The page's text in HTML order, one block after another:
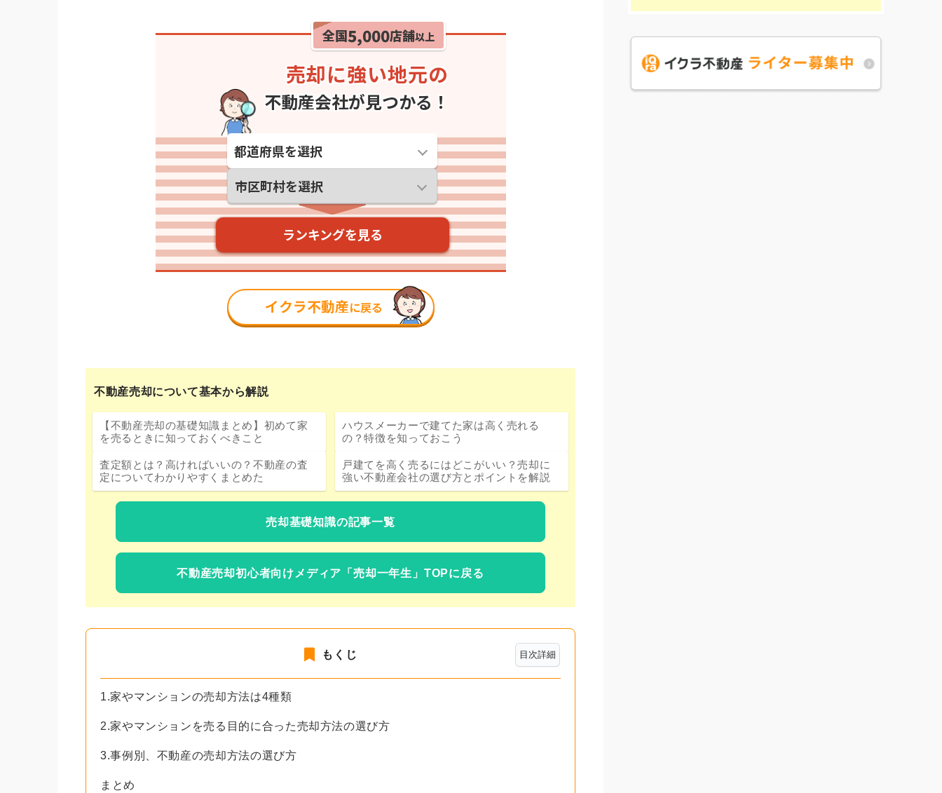
不動産売却について基本から解説
【不動産売却の基礎知識まとめ】初めて家
を売るときに知っておくべきこと
ハウスメーカーで建てた家は高く売れる
の？特徴を知っておこう
査定額とは？高ければいいの？不動産の査
定についてわかりやすくまとめた
戸建てを高く売るにはどこがいい？売却に
強い不動産会社の選び方とポイントを解説
売却基礎知識の記事一覧
不動産売却初心者向けメディア 「売却一年生」TOPに戻る
目次詳細
もくじ
1.家やマンションの売却方法は4種類
2.家やマンションを売る目的に合った売却方法の選び方
3.事例別、不動産の売却方法の選び方
まとめ